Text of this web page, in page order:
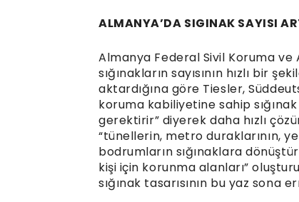
ALMANYA’DA SIGINAK SAYISI
Almanya Federal Sivil Koruma ve
sığınakların sayısının hızlı bir
aktardığına göre Tiesler,
koruma kabiliyetine sahip
gerektirir” diyerek daha hızlı
“tünellerin, metro duraklarının,
bodrumların sığınaklara
kişi için korunma alanları”
sığınak tasarısının bu yaz sona